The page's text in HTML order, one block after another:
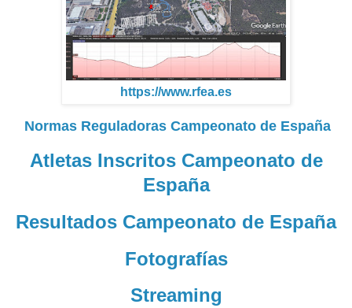
https://www.rfea.es
Normas Reguladoras Campeonato de España
Atletas Inscritos Campeonato de
España
Resultados Campeonato de España
Fotografías
Streaming